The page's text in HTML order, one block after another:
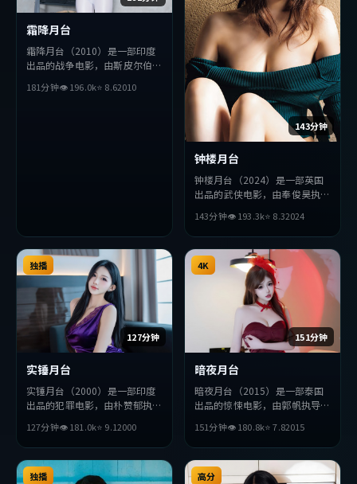
霜降月台
霜降月台（2010）是一部印度
出品的战争电影，由斯皮尔伯格
人等主演。影片在叙事与视听上
181分钟👁196.0k⭐ 8.62010
143分钟
钟楼月台
钟楼月台（2024）是一部英国
出品的武侠电影，由奉俊昊执
等主演。影片在叙事与视听上力
求突破，探讨人性与抉择，节奏
张弛有度，适合喜欢该类型的观
众完整观看。
143分钟👁193.3k⭐ 8.32024
127分钟
独播
实锤月台
实锤月台（2000）是一部印度
出品的犯罪电影，由朴赞郁执
演。影片在叙事与视听上力求突
破，探讨人性与抉择，节奏张弛
有度，适合喜欢该类型的观众完
整观看。
127分钟👁181.0k⭐ 9.12000
151分钟
4K
暗夜月台
暗夜月台（2015）是一部泰国
出品的惊悚电影，由郭帆执导，
影片在叙事与视听上力求突破，
探讨人性与抉择，节奏张弛有
度，适合喜欢该类型的观众完整
观看。
151分钟👁180.8k⭐7.82015
独播 高分